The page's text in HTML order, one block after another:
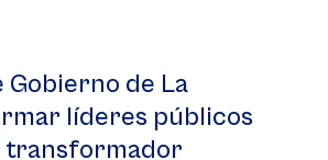
Gobierno de La
líderes públicos
transformador